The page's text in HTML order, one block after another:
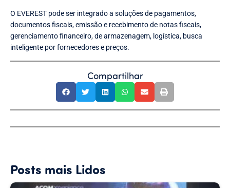
O EVEREST pode ser integrado a soluções de pagamentos,
documentos fiscais, emissão e recebimento de notas fiscais,
gerenciamento financeiro, de armazenagem, logística, busca
inteligente por fornecedores e preços.
Compartilhar
Posts mais Lidos